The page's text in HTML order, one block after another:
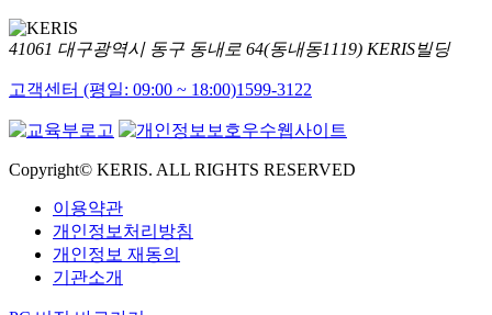
41061 대구광역시 동구 동내로 64(동내동1119) KERIS빌딩
고객센터 (평일: 09:00 ~ 18:00)1599-3122
Copyright© KERIS. ALL RIGHTS RESERVED
이용약관
개인정보처리방침
개인정보 재동의
기관소개